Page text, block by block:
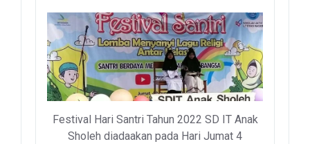
Festival Hari Santri Tahun 2022 SD IT Anak
Sholeh diadaakan pada Hari Jumat 4